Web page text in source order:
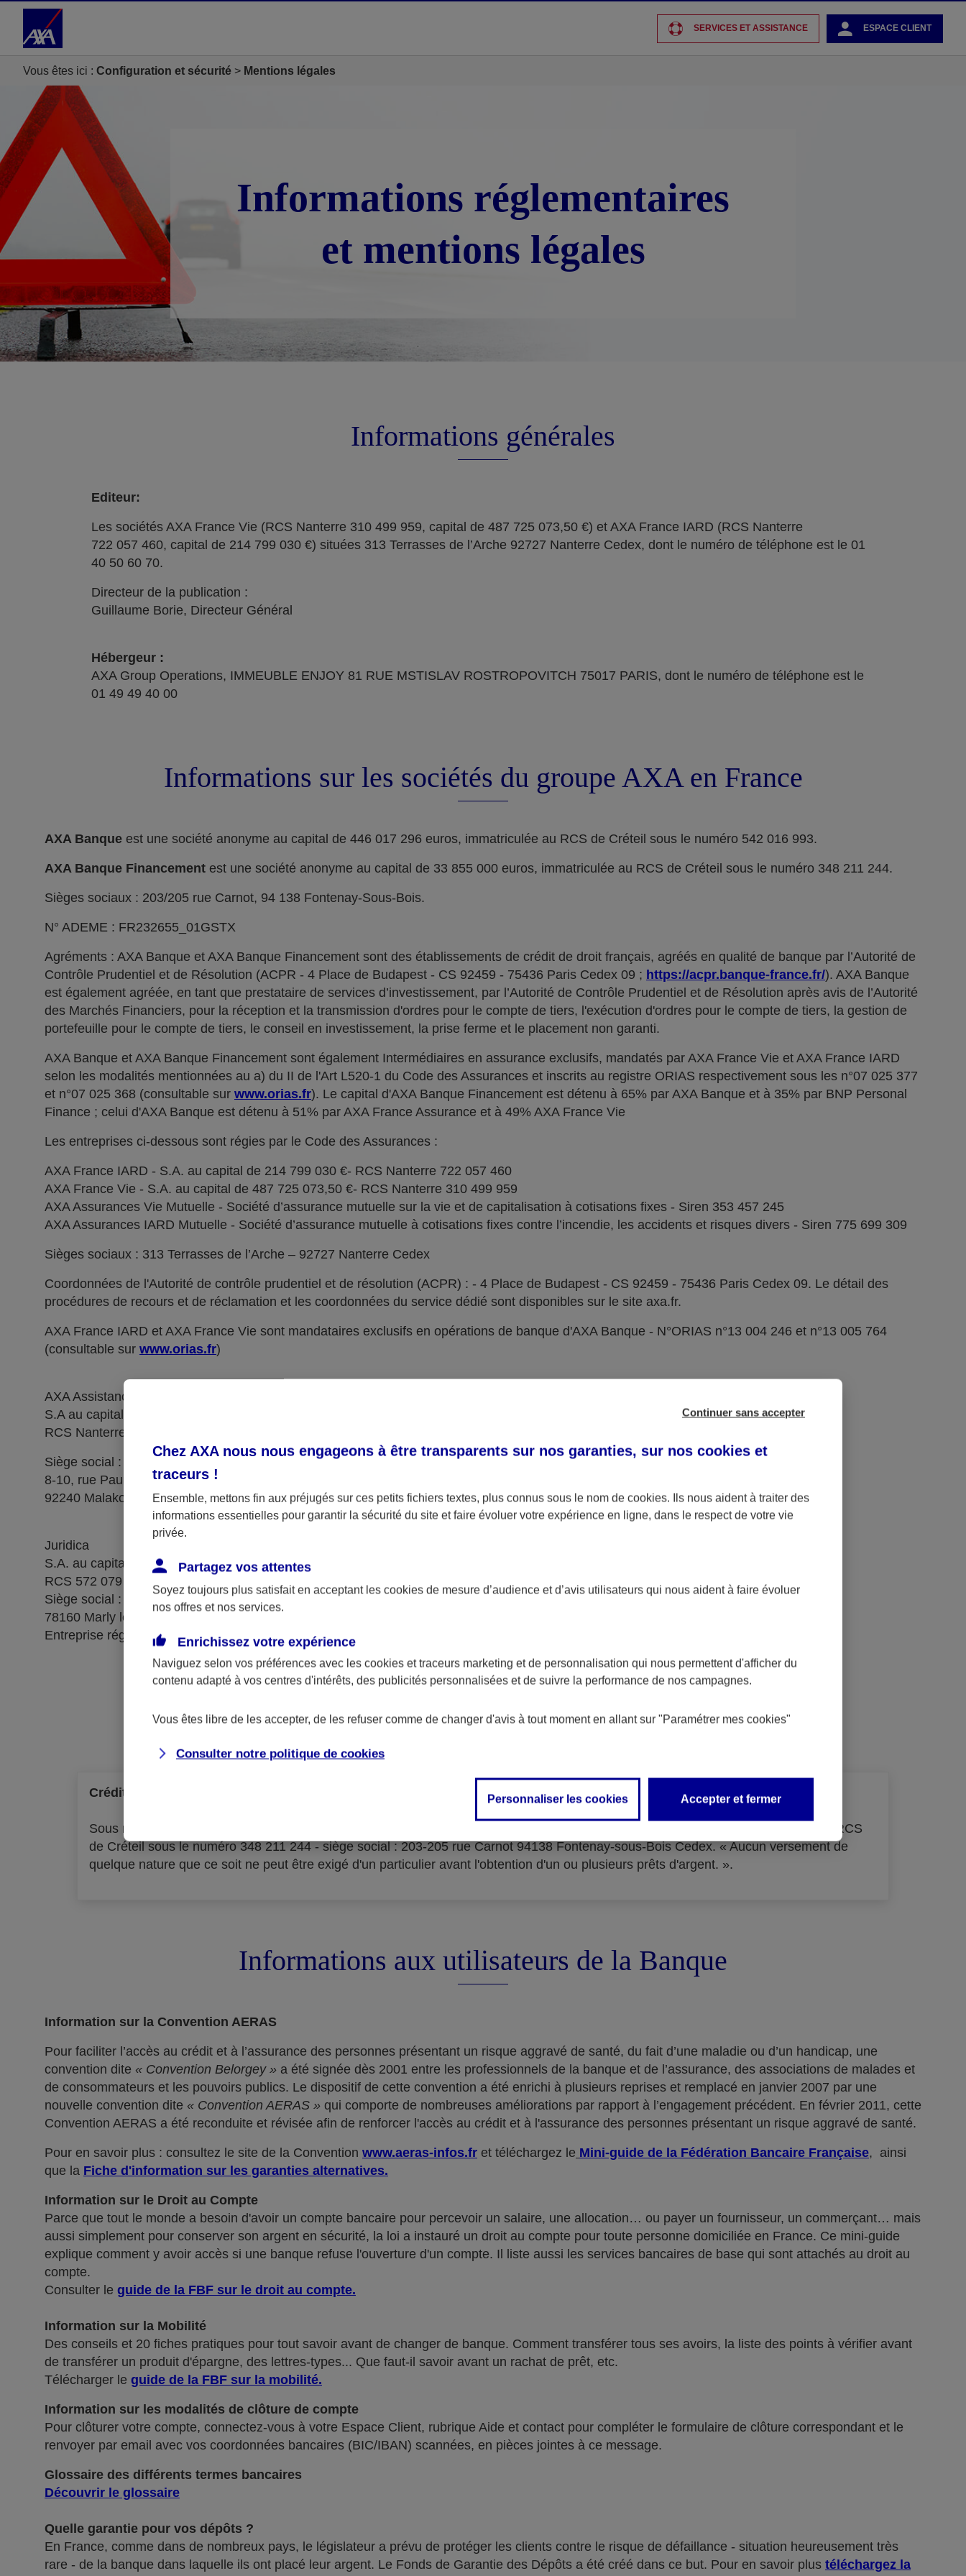
Accéder au Contenu
SERVICES ET ASSISTANCE ESPACE CLIENT
Vous êtes ici : Configuration et sécurité Mentions légales
Informations réglementaires
et mentions légales
Informations générales
Editeur:
Les sociétés AXA France Vie (RCS Nanterre 310 499 959, capital de 487 725 073,50 €) et AXA France IARD (RCS Nanterre
722 057 460, capital de 214 799 030 €) situées 313 Terrasses de l’Arche 92727 Nanterre Cedex, dont le numéro de téléphone est le 01
40 50 60 70.
Directeur de la publication :
Guillaume Borie, Directeur Général
Hébergeur :
AXA Group Operations, IMMEUBLE ENJOY 81 RUE MSTISLAV ROSTROPOVITCH 75017 PARIS, dont le numéro de téléphone est le
01 49 49 40 00
Informations sur les sociétés du groupe AXA en France
AXA Banque est une société anonyme au capital de 446 017 296 euros, immatriculée au RCS de Créteil sous le numéro 542 016 993.
AXA Banque Financement est une société anonyme au capital de 33 855 000 euros, immatriculée au RCS de Créteil sous le numéro 348 211 244.
Sièges sociaux : 203/205 rue Carnot, 94 138 Fontenay-Sous-Bois.
N° ADEME : FR232655_01GSTX
Agréments : AXA Banque et AXA Banque Financement sont des établissements de crédit de droit français, agréés en qualité de banque par l’Autorité de
Contrôle Prudentiel et de Résolution (ACPR - 4 Place de Budapest - CS 92459 - 75436 Paris Cedex 09 ; https://acpr.banque-france.fr/). AXA Banque
est également agréée, en tant que prestataire de services d’investissement, par l’Autorité de Contrôle Prudentiel et de Résolution après avis de l’Autorité
des Marchés Financiers, pour la réception et la transmission d'ordres pour le compte de tiers, l'exécution d'ordres pour le compte de tiers, la gestion de
portefeuille pour le compte de tiers, le conseil en investissement, la prise ferme et le placement non garanti.
AXA Banque et AXA Banque Financement sont également Intermédiaires en assurance exclusifs, mandatés par AXA France Vie et AXA France IARD
selon les modalités mentionnées au a) du II de l'Art L520-1 du Code des Assurances et inscrits au registre ORIAS respectivement sous les n°07 025 377
et n°07 025 368 (consultable sur www.orias.fr). Le capital d'AXA Banque Financement est détenu à 65% par AXA Banque et à 35% par BNP Personal
Finance ; celui d'AXA Banque est détenu à 51% par AXA France Assurance et à 49% AXA France Vie
Les entreprises ci-dessous sont régies par le Code des Assurances :
AXA France IARD - S.A. au capital de 214 799 030 €- RCS Nanterre 722 057 460
AXA France Vie - S.A. au capital de 487 725 073,50 €- RCS Nanterre 310 499 959
AXA Assurances Vie Mutuelle - Société d’assurance mutuelle sur la vie et de capitalisation à cotisations fixes - Siren 353 457 245
AXA Assurances IARD Mutuelle - Société d’assurance mutuelle à cotisations fixes contre l’incendie, les accidents et risques divers - Siren 775 699 309
Sièges sociaux : 313 Terrasses de l’Arche – 92727 Nanterre Cedex
Coordonnées de l'Autorité de contrôle prudentiel et de résolution (ACPR) : - 4 Place de Budapest - CS 92459 - 75436 Paris Cedex 09. Le détail des
procédures de recours et de réclamation et les coordonnées du service dédié sont disponibles sur le site axa.fr.
AXA France IARD et AXA France Vie sont mandataires exclusifs en opérations de banque d'AXA Banque - N°ORIAS n°13 004 246 et n°13 005 764
(consultable sur www.orias.fr)
AXA Assistance France Assurances,
S.A au capital de 51 429 430,40 €,
RCS Nanterre 415 392 724
Siège social :
8-10, rue Paul Vaillant Couturier
92240 Malakoff
Juridica
S.A. au capital de 14 627 854,68 €
RCS 572 079 150 Versailles
Siège social : 1, place Victorien Sardou
78160 Marly le Roi
Entreprise régie par le code des assurances
Réserves d'acceptation du crédit
Crédit à la consommation
Sous réserve d'acceptation par l'organisme prêteur : AXA Banque Financement – SA au capital de 33 855 000 € - immatriculée au RCS
de Créteil sous le numéro 348 211 244 - siège social : 203-205 rue Carnot 94138 Fontenay-sous-Bois Cedex. « Aucun versement de
quelque nature que ce soit ne peut être exigé d'un particulier avant l'obtention d'un ou plusieurs prêts d'argent. ».
Informations aux utilisateurs de la Banque
Information sur la Convention AERAS
Pour faciliter l’accès au crédit et à l’assurance des personnes présentant un risque aggravé de santé, du fait d’une maladie ou d’un handicap, une
convention dite « Convention Belorgey » a été signée dès 2001 entre les professionnels de la banque et de l’assurance, des associations de malades et
de consommateurs et les pouvoirs publics. Le dispositif de cette convention a été enrichi à plusieurs reprises et remplacé en janvier 2007 par une
nouvelle convention dite « Convention AERAS » qui comporte de nombreuses améliorations par rapport à l’engagement précédent. En février 2011, cette
Convention AERAS a été reconduite et révisée afin de renforcer l'accès au crédit et à l'assurance des personnes présentant un risque aggravé de santé.
Pour en savoir plus : consultez le site de la Convention www.aeras-infos.fr et téléchargez le Mini-guide de la Fédération Bancaire Française, ainsi
que la Fiche d'information sur les garanties alternatives.
Information sur le Droit au Compte
Parce que tout le monde a besoin d'avoir un compte bancaire pour percevoir un salaire, une allocation… ou payer un fournisseur, un commerçant… mais
aussi simplement pour conserver son argent en sécurité, la loi a instauré un droit au compte pour toute personne domiciliée en France. Ce mini-guide
explique comment y avoir accès si une banque refuse l'ouverture d'un compte. Il liste aussi les services bancaires de base qui sont attachés au droit au
compte.
Consulter le guide de la FBF sur le droit au compte.
Information sur la Mobilité
Des conseils et 20 fiches pratiques pour tout savoir avant de changer de banque. Comment transférer tous ses avoirs, la liste des points à vérifier avant
de transférer un produit d'épargne, des lettres-types... Que faut-il savoir avant un rachat de prêt, etc.
Télécharger le guide de la FBF sur la mobilité.
Information sur les modalités de clôture de compte
Pour clôturer votre compte, connectez-vous à votre Espace Client, rubrique Aide et contact pour compléter le formulaire de clôture correspondant et le
renvoyer par email avec vos coordonnées bancaires (BIC/IBAN) scannées, en pièces jointes à ce message.
Glossaire des différents termes bancaires
Découvrir le glossaire
Quelle garantie pour vos dépôts ?
En France, comme dans de nombreux pays, le législateur a prévu de protéger les clients contre le risque de défaillance - situation heureusement très
rare - de la banque dans laquelle ils ont placé leur argent. Le Fonds de Garantie des Dépôts a été créé dans ce but. Pour en savoir plus téléchargez la
Continuer sans accepter
Chez AXA nous nous engageons à être transparents sur nos garanties, sur nos cookies et
traceurs !
Ensemble, mettons fin aux préjugés sur ces petits fichiers textes, plus connus sous le nom de cookies. Ils nous aident à traiter des
informations essentielles pour garantir la sécurité du site et faire évoluer votre expérience en ligne, dans le respect de votre vie
privée.
Partagez vos attentes
Soyez toujours plus satisfait en acceptant les cookies de mesure d’audience et d’avis utilisateurs qui nous aident à faire évoluer
nos offres et nos services.
Enrichissez votre expérience
Naviguez selon vos préférences avec les cookies et traceurs marketing et de personnalisation qui nous permettent d'afficher du
contenu adapté à vos centres d'intérêts, des publicités personnalisées et de suivre la performance de nos campagnes.
Vous êtes libre de les accepter, de les refuser comme de changer d'avis à tout moment en allant sur "Paramétrer mes cookies"
Consulter notre politique de cookies
Personnaliser les cookies Accepter et fermer